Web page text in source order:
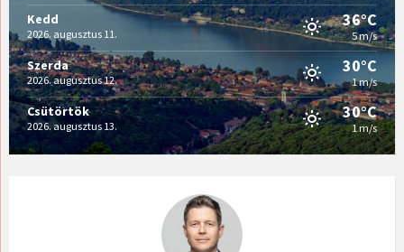
Kedd
2026. augusztus 11.
36°C
5 m/s
Szerda
2026. augusztus 12.
30°C
1 m/s
Csütörtök
2026. augusztus 13.
30°C
1 m/s